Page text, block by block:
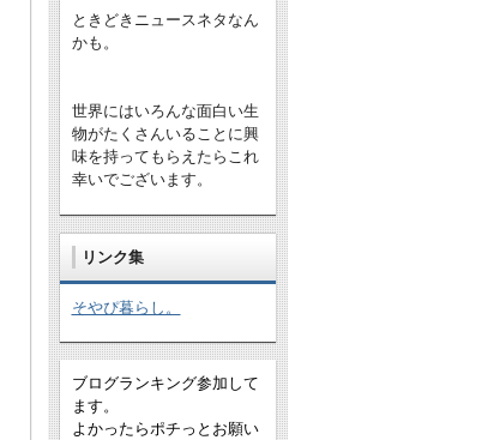
ときどきニュースネタなん
かも。
世界にはいろんな面白い生
物がたくさんいることに興
味を持ってもらえたらこれ
幸いでございます。
リンク集
そやぴ暮らし。
ブログランキング参加して
ます。
よかったらポチっとお願い